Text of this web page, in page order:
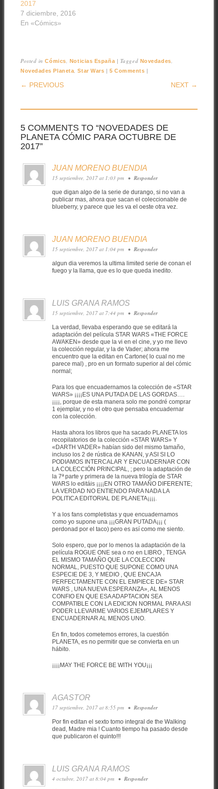
2017
7 diciembre, 2016
En «Cómics»
Posted inCómics, Noticias España | Tagged Novedades,
Novedades Planeta,Star Wars |5 Comments |
POST NAVIGATION
← PREVIOUS NEXT →
5 COMMENTS TO “NOVEDADES DE
PLANETA CÓMIC PARA OCTUBRE DE
2017”
JUAN MORENO BUENDIA
15 septiembre, 2017 at 1:03 pm • Responder
que digan algo de la serie de durango, si no van a
publicar mas, ahora que sacan el coleccionable de
blueberry, y parece que les va el oeste otra vez.
JUAN MORENO BUENDIA
15 septiembre, 2017 at 1:04 pm • Responder
algun dia veremos la ultima limited serie de conan el
fuego y la llama, que es lo que queda inedito.
LUIS GRANA RAMOS
15 septiembre, 2017 at 7:44 pm • Responder
La verdad, llevaba esperando que se editará la
adaptación del película STAR WARS «THE FORCE
AWAKEN» desde que la vi en el cine, y yo me llevo
la colección regular, y la de Vader; ahora me
encuentro que la editan en Cartone( lo cual no me
parece mal) , pro en un formato superior al del cómic
normal;
Para los que encuadernamos la colección de «STAR
WARS» ¡¡¡¡ES UNA PUTADA DE LAS GORDAS….
¡¡¡¡, porque de esta manera solo me pondré comprar
1 ejemplar, y no el otro que pensaba encuadernar
con la colección.
Hasta ahora los libros que ha sacado PLANETA los
recopilatorios de la colección «STAR WARS» Y
«DARTH VADER» habían sido del mismo tamaño,
incluso los 2 de rústica de KANAN, y ASI SI LO
PODIAMOS INTERCALAR Y ENCUADERNAR CON
LA COLECCIÓN PRINCIPAL, ; pero la adaptación de
la 7ª parte y primera de la nueva trilogía de STAR
WARS lo editáis ¡¡¡¡EN OTRO TAMAÑO DIFERENTE;
LA VERDAD NO ENTIENDO PARA NADA LA
POLITICA EDITORIAL DE PLANETA¡¡¡¡.
Y a los fans completistas y que encuadernamos
como yo supone una ¡¡¡GRAN PUTADA¡¡¡ (
perdonad por el taco) pero es así como me siento.
Solo espero, que por lo menos la adaptación de la
película ROGUE ONE sea o no en LIBRO , TENGA
EL MISMO TAMAÑO QUE LA COLECCION
NORMAL, PUESTO QUE SUPONE COMO UNA
ESPECIE DE 3, Y MEDIO , QUE ENCAJA
PERFECTAMENTE CON EL EMPIECE DE» STAR
WARS , UNA NUEVA ESPERANZA», AL MENOS
CONFIO EN QUE ESA ADAPTACION SEA
COMPATIBLE CON LA EDICION NORMAL PARA ASI
PODER LLEVARME VARIOS EJEMPLARES Y
ENCUADERNAR AL MENOS UNO.
En fin, todos cometemos errores, la cuestión
PLANETA, es no permitir que se convierta en un
hábito.
¡¡¡¡MAY THE FORCE BE WITH YOU¡¡¡
AGASTOR
17 septiembre, 2017 at 8:55 pm • Responder
Por fin editan el sexto tomo integral de the Walking
dead, Madre mia ! Cuanto tiempo ha pasado desde
que publicaron el quinto!!!
LUIS GRANA RAMOS
4 octubre, 2017 at 8:04 pm • Responder